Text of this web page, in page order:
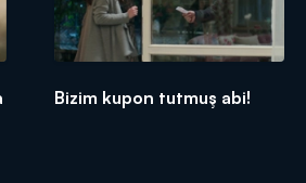
Bizim kupon tutmuş abi!